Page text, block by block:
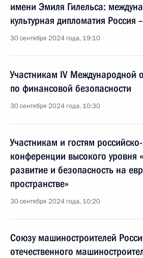
имени Эмиля Гилельса:
культурная дипломатия Россия
30 сентября 2024 года, 19:10
Участникам IV Международной
по финансовой безопасности
30 сентября 2024 года, 10:30
Участникам и гостям
конференции высокого уровня
развитие и безопасность на
пространстве»
30 сентября 2024 года, 10:20
Союзу машиностроителей
отечественного